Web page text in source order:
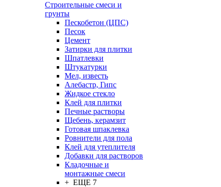
Строительные смеси и
грунты
Пескобетон (ЦПС)
Песок
Цемент
Затирки для плитки
Шпатлевки
Штукатурки
Мел, известь
Алебастр, Гипс
Жидкое стекло
Клей для плитки
Печные растворы
Щебень, керамзит
Готовая шпаклевка
Ровнители для пола
Клей для утеплителя
Добавки для растворов
Кладочные и
монтажные смеси
+ ЕЩЕ 7